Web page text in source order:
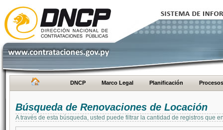
DNCP Marco Legal Planificación Procesos
Búsqueda de Renovaciones de Locación
A través de esta búsqueda, usted puede filtrar la cantidad de registros que